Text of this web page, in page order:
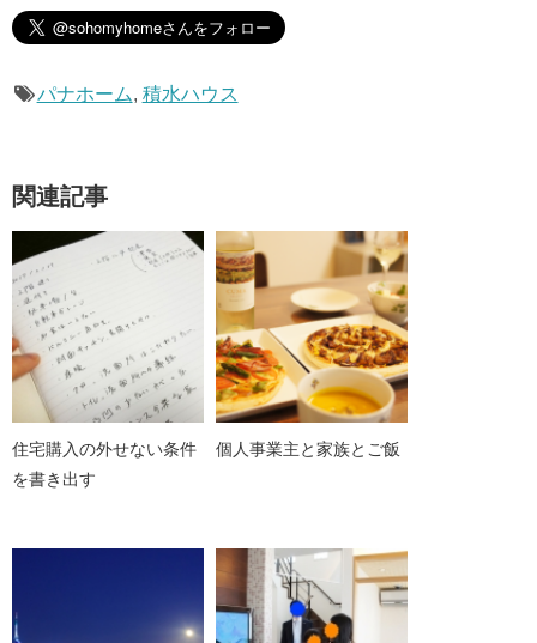
パナホーム, 積水ハウス
関連記事
住宅購入の外せない条件
を書き出す
個人事業主と家族とご飯